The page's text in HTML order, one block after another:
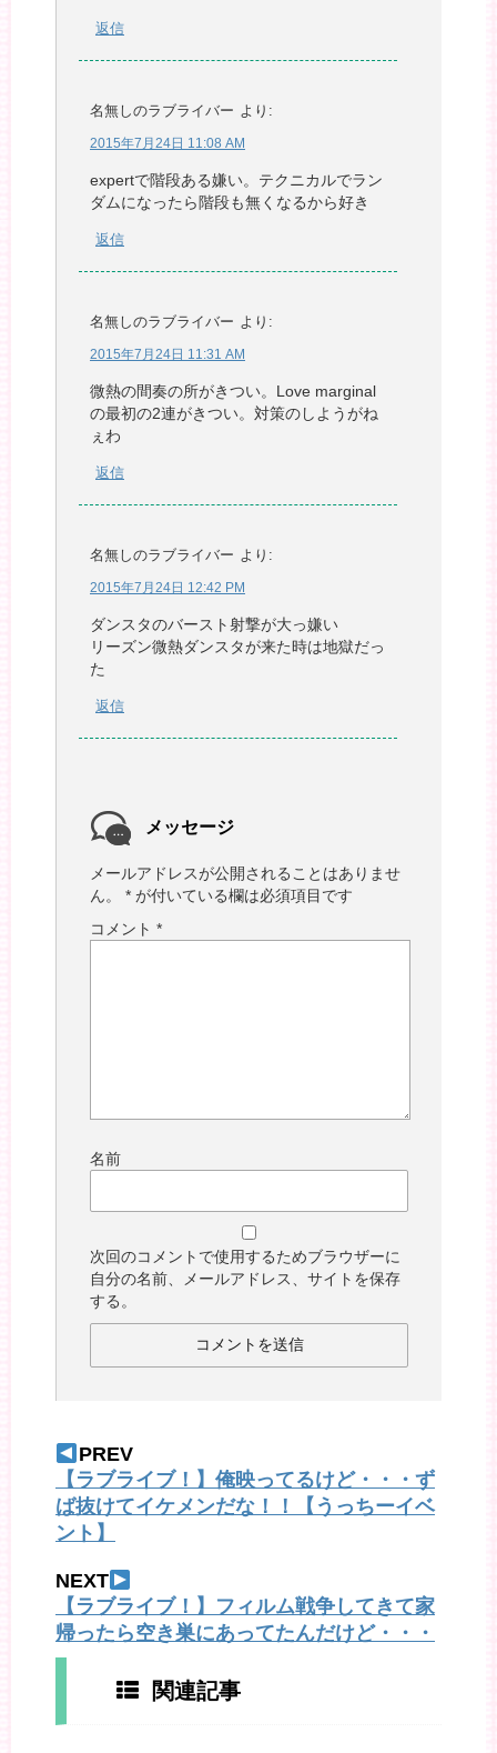
返信
名無しのラブライバー より:
2015年7月24日 11:08 AM
expertで階段ある嫌い。テクニカルでラン
ダムになったら階段も無くなるから好き
返信
名無しのラブライバー より:
2015年7月24日 11:31 AM
微熱の間奏の所がきつい。Love marginal
の最初の2連がきつい。対策のしようがね
ぇわ
返信
名無しのラブライバー より:
2015年7月24日 12:42 PM
ダンスタのバースト射撃が大っ嫌い
リーズン微熱ダンスタが来た時は地獄だっ
た
返信
メッセージ
メールアドレスが公開されることはありませ
ん。
* が付いている欄は必須項目です
コメント *
名前
次回のコメントで使用するためブラウザーに
自分の名前、メールアドレス、サイトを保存
する。
PREV
【ラブライブ！】俺映ってるけど・・・ず
ば抜けてイケメンだな！！【うっちーイベ
ント】
NEXT
【ラブライブ！】フィルム戦争してきて家
帰ったら空き巣にあってたんだけど・・・
関連記事